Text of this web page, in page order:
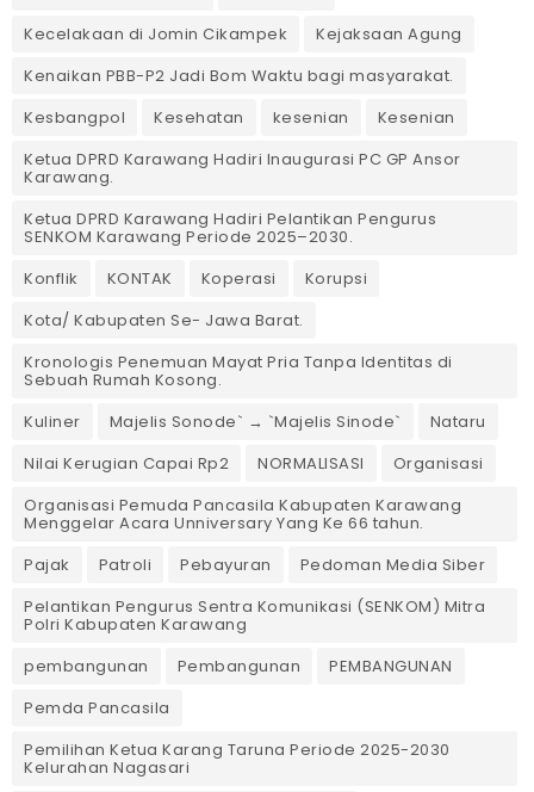
Kecelakaan di Jomin Cikampek
Kejaksaan Agung
Kenaikan PBB-P2 Jadi Bom Waktu bagi masyarakat.
Kesbangpol
Kesehatan kesenian
Kesenian
Ketua DPRD Karawang Hadiri Inaugurasi PC GP Ansor
Karawang.
Ketua DPRD Karawang Hadiri Pelantikan Pengurus
SENKOM Karawang Periode 2025–2030. ‎
Konflik
KONTAK Koperasi
Korupsi
Kota/ Kabupaten Se- Jawa Barat.
Kronologis Penemuan Mayat Pria Tanpa Identitas di
Sebuah Rumah Kosong.
Kuliner
Majelis Sonode` → `Majelis Sinode`
Nataru
Nilai Kerugian Capai Rp2
NORMALISASI
Organisasi
Organisasi Pemuda Pancasila Kabupaten Karawang
Menggelar Acara Unniversary Yang Ke 66 tahun.
Pajak
Patroli Pebayuran
Pedoman Media Siber
Pelantikan Pengurus Sentra Komunikasi (SENKOM) Mitra
Polri Kabupaten Karawang
pembangunan
Pembangunan
PEMBANGUNAN
Pemda Pancasila
Pemilihan Ketua Karang Taruna Periode 2025-2030
Kelurahan Nagasari